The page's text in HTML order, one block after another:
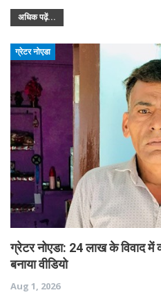
अधिक पढ़ें...
ग्रेटर नोएडा
ग्रेटर नोएडा: 24 लाख के विवाद
बनाया वीडियो
Aug 1, 2026